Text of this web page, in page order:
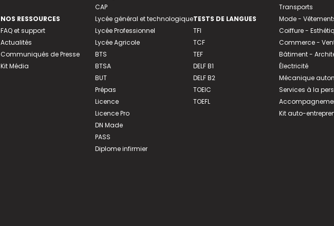
NOS RESSOURCES
FAQ et support
Actualités
Communiqués de Presse
Kit Média
CAP
Lycée général et technologique
Lycée Professionnel
Lycée Agricole
BTS
BTSA
BUT
Prépas
Licence
Licence Pro
DN Made
PASS
Diplome infirmier
TESTS DE LANGUES
TFI
TCF
TEF
DELF B1
DELF B2
TOEIC
TOEFL
Transports
Mode -
Coiffure -
Commerce -
Bâtiment -
Électricité
Mécanique
Services à la
Kit auto-